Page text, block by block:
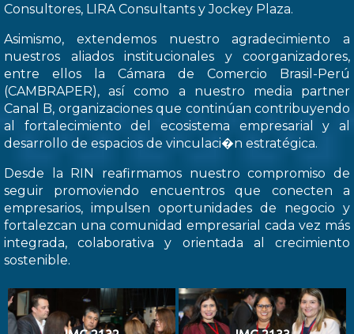
Consultores, LIRA Consultants y Jockey Plaza.
Asimismo, extendemos nuestro agradecimiento a
nuestros aliados institucionales y coorganizadores,
entre ellos la Cámara de Comercio Brasil-Perú
(CAMBRAPER), así como a nuestro media partner
Canal B, organizaciones que continúan contribuyendo
al fortalecimiento del ecosistema empresarial y al
desarrollo de espacios de vinculaci�n estratégica.
Desde la RIN reafirmamos nuestro compromiso de
seguir promoviendo encuentros que conecten a
empresarios, impulsen oportunidades de negocio y
fortalezcan una comunidad empresarial cada vez más
integrada, colaborativa y orientada al crecimiento
sostenible.